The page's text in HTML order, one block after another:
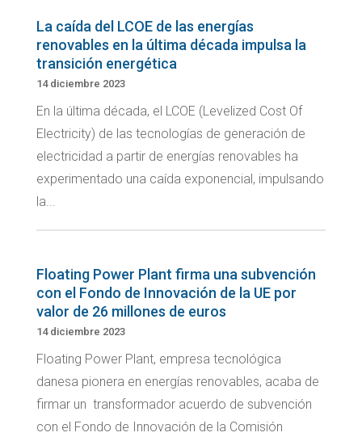
La caída del LCOE de las energías
renovables en la última década impulsa la
transición energética
14 diciembre 2023
En la última década, el LCOE (Levelized Cost Of
Electricity) de las tecnologías de generación de
electricidad a partir de energías renovables ha
experimentado una caída exponencial, impulsando
la...
Floating Power Plant firma una subvención
con el Fondo de Innovación de la UE por
valor de 26 millones de euros
14 diciembre 2023
Floating Power Plant, empresa tecnológica
danesa pionera en energías renovables, acaba de
firmar un transformador acuerdo de subvención
con el Fondo de Innovación de la Comisión